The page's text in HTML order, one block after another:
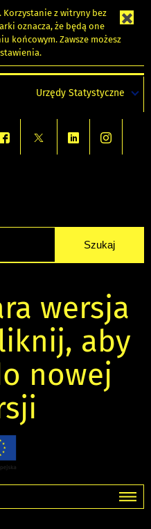
Korzystanie z witryny bez
oznacza, że będą one
końcowym. Zawsze możesz
Urzędy Statystyczne
wersja
aby
nowej